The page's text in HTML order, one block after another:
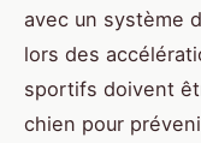
avec un système
lors des
sportifs doivent
chien pour